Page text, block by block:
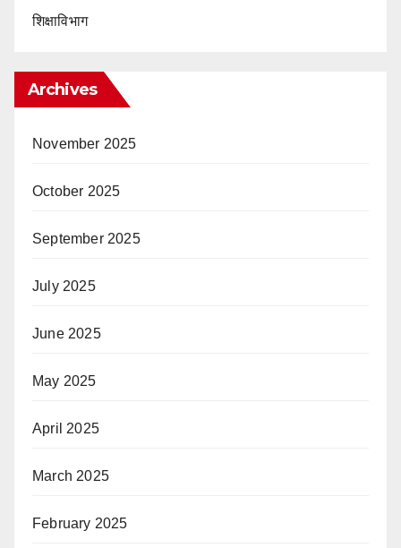
शिक्षाविभाग
Archives
November 2025
October 2025
September 2025
July 2025
June 2025
May 2025
April 2025
March 2025
February 2025